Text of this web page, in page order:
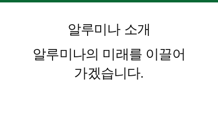
알루미나 소개
알루미나의 미래를 이끌어
가겠습니다.